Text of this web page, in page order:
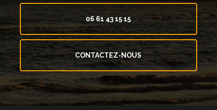
06 61 43 15 15
CONTACTEZ-NOUS